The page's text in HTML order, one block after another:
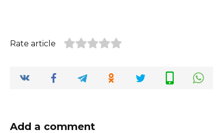
Rate article
Add a comment